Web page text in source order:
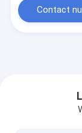
Vraag een
De
Contact nu